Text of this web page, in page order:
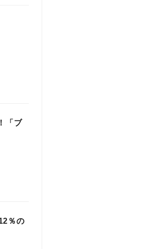
「ブ
％の